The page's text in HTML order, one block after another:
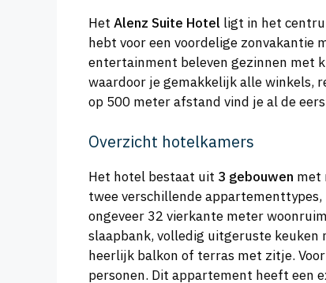
Het Alenz Suite Hotel ligt in het
hebt voor een voordelige
entertainment beleven gezinnen met
waardoor je gemakkelijk alle winkels,
op 500 meter afstand vind je al de
Overzicht hotelkamers
Het hotel bestaat uit 3 gebouwen met
twee verschillende
ongeveer 32 vierkante meter
slaapbank, volledig uitgeruste
heerlijk balkon of terras met zitje.
personen. Dit appartement heeft een